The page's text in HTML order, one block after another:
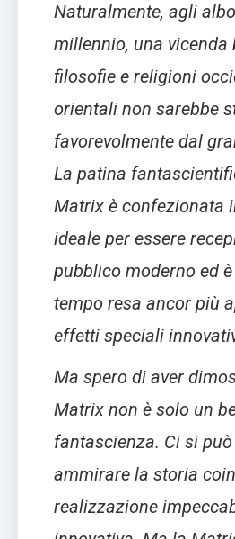
Naturalmente, agli
millennio, una vicenda
filosofie e religioni
orientali non sarebbe
favorevolmente dal
La patina
Matrix è confezionata
ideale per essere
pubblico moderno ed
tempo resa ancor più
effetti speciali
Ma spero di aver
Matrix non è solo un
fantascienza. Ci si
ammirare la storia
realizzazione